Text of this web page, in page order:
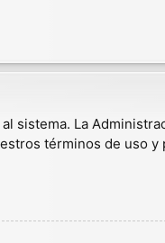
sistema. La
términos de uso y